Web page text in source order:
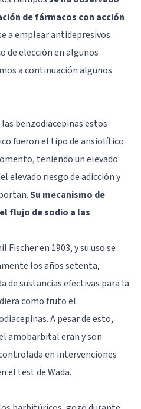
de fármacos con acción
a emplear antidepresivos
de elección en algunos
a continuación algunos
benzodiacepinas estos
fueron el tipo de ansiolítico
teniendo un elevado
elevado riesgo de adicción y
Su mecanismo de
flujo de sodio a las
en 1903, y su uso se
los años setenta,
de sustancias efectivas para la
como fruto el
A pesar de esto,
amobarbital eran y son
en intervenciones
el test de Wada.